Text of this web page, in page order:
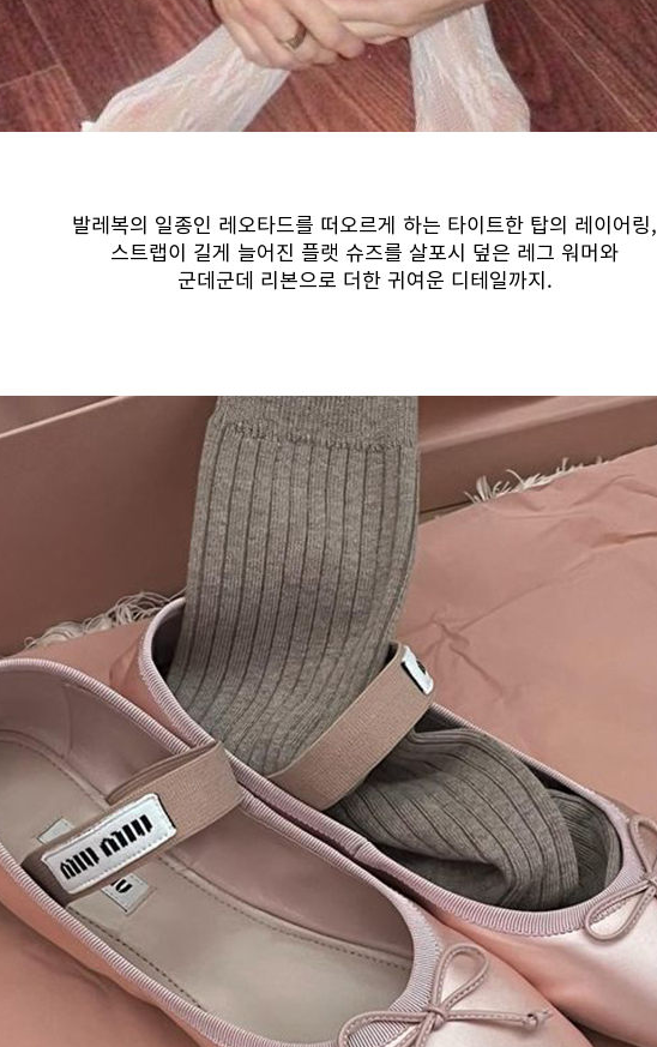
발레복의 일종인 레오타드를 떠오르게 하는 타이트한 탑의 레이어링,
스트랩이 길게 늘어진 플랫 슈즈를 살포시 덮은 레그 워머와
군데군데 리본으로 더한 귀여운 디테일까지.